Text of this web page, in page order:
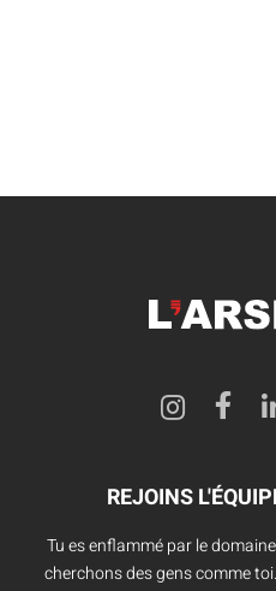
REJOINS
Tu es enflammé par le
cherchons des gens comme